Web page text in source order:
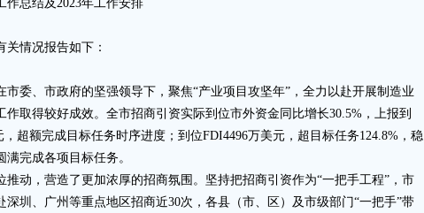
作总结及2023年工作安排
情况报告如下：
市委、市政府的坚强领导下，聚焦“产业项目攻坚年”，全力以赴开展制造业
作取得较好成效。全市招商引资实际到位市外资金同比增长30.5%，上报到
，超额完成目标任务时序进度；到位FDI4496万美元，超目标任务124.8%，稳
完成各项目标任务。
推动，营造了更加浓厚的招商氛围。坚持把招商引资作为“一把手工程”，市
深圳、广州等重点地区招商近30次，各县（市、区）及市级部门“一把手”带